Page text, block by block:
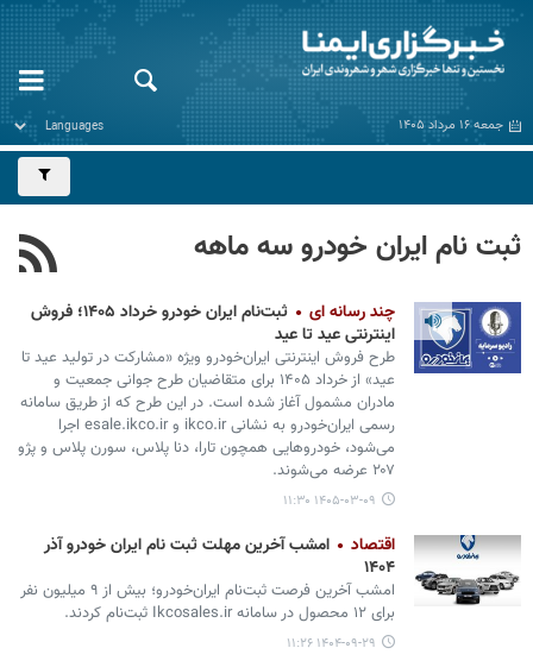
جمعه ۱۶ مرداد ۱۴۰۵
ثبت نام ایران خودرو سه ماهه
چند رسانه ای
ثبت‌نام ایران‌ خودرو خرداد ۱۴۰۵؛ فروش
اینترنتی عید تا عید
طرح فروش اینترنتی ایران‌خودرو ویژه «مشارکت در تولید عید تا
عید» از خرداد ۱۴۰۵ برای متقاضیان طرح جوانی جمعیت و
مادران مشمول آغاز شده است. در این طرح که از طریق سامانه
رسمی ایران‌خودرو به نشانی ikco.ir و esale.ikco.ir اجرا
می‌شود، خودروهایی همچون تارا، دنا پلاس، سورن پلاس و پژو
۲۰۷ عرضه می‌شوند.
۱۴۰۵-۰۳-۰۹ ۱۱:۳۰
اقتصاد
امشب آخرین مهلت ثبت نام ایران خودرو آذر
۱۴۰۴
امشب آخرین فرصت ثبت‌نام ایران‌خودرو؛ بیش از ۹ میلیون نفر
برای ۱۲ محصول در سامانه Ikcosales.ir ثبت‌نام کردند.
۱۴۰۴-۰۹-۲۹ ۱۱:۲۶